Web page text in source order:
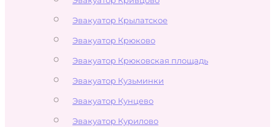
Эвакуатор Крылатское
Эвакуатор Крюково
Эвакуатор Крюковская площадь
Эвакуатор Кузьминки
Эвакуатор Кунцево
Эвакуатор Курилово